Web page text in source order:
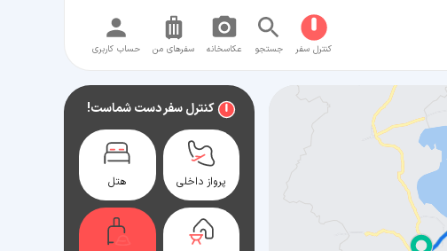
کنترل سفر جستجو عکاسخانه سفر‌های من حساب کاربری
کنترل سفر دست شماست!
پرواز داخلی هتل